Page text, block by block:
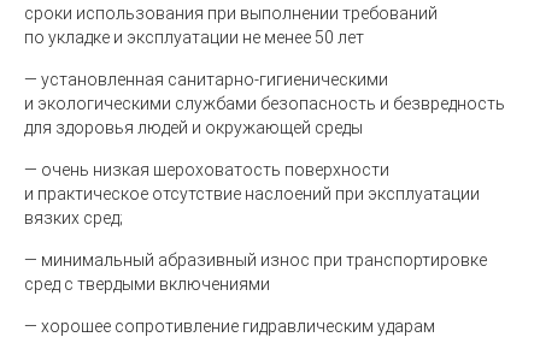
сроки использования при выполнении требований
по укладке и эксплуатации не менее 50 лет
— установленная санитарно-гигиеническими
и экологическими службами безопасность и безвредность
для здоровья людей и окружающей среды
— очень низкая шероховатость поверхности
и практическое отсутствие наслоений при эксплуатации
вязких сред;
— минимальный абразивный износ при транспортировке
сред с твердыми включениями
— хорошее сопротивление гидравлическим ударам